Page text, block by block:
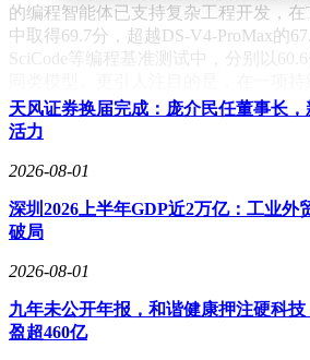
的编程智能体已支持复杂工程开发，在
中取得69.7分，超越DS-V4-ProMax的
SciCode等编程基准测试中，分别以
次工具调用的长周期实验中，Qwen3.7
力，成功实现端到端任务闭环，为自动
87.0分的高分，展现出行业顶尖的表格
天风证券换届完成：庞介民任董事长
活力
2026-08-01
深圳2026上半年GDP近2万亿：工业外
破局
2026-08-01
九年未公开年报，和谐健康押注硬科
盈超460亿